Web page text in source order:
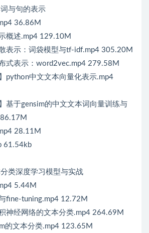
与句的表示
36.86M
概述.mp4 129.10M
表示：词袋模型与tf-idf.mp4 305.20M
式表示：word2vec.mp4 279.58M
python中文文本向量化表示.mp4
基于gensim的中文文本词向量训练与
28.11M
61.54kb
类深度学习模型与实战
5.44M
fine-tuning.mp4 12.72M
神经网络的文本分类.mp4 264.69M
的文本分类.mp4 123.65M